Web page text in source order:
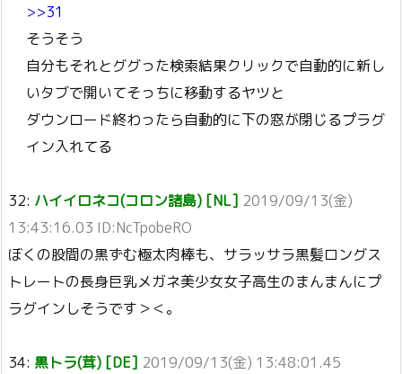
>>31
そうそう
自分もそれとググった検索結果クリックで自動的に新し
いタブで開いてそっちに移動するヤツと
ダウンロード終わったら自動的に下の窓が閉じるプラグ
イン入れてる
32: ハイイロネコ(コロン諸島) [NL] 2019/09/13(金)
13:43:16.03 ID:NcTpobeRO
ぼくの股間の黒ずむ極太肉棒も、サラッサラ黒髪ロングス
トレートの長身巨乳メガネ美少女女子高生のまんまんにプ
ラグインしそうです＞＜。
34: 黒トラ(茸) [DE] 2019/09/13(金) 13:48:01.45